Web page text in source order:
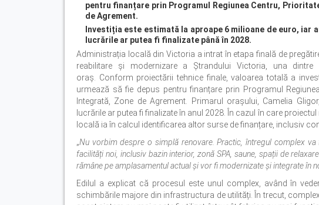
pentru finanțare prin Programul Regiunea Centru,
de Agrement.
Investiția este estimată la aproape 6 milioane de euro,
lucrările ar putea fi finalizate până în 2028.
Administrația locală din Victoria a intrat în etapa finală de
reabilitare și modernizare a Ștrandului Victoria, una
oraș. Conform proiectării tehnice finale, valoarea totală a
urmează să fie depus pentru finanțare prin Programul
Integrată, Zone de Agrement. Primarul orașului, Camelia
lucrările ar putea fi finalizate în anul 2028. În cazul în care
locală ia în calcul identificarea altor surse de finanțare, inclusiv
„Nu vorbim despre o simplă renovare. Practic, întregul complex
facilități noi, inclusiv bazin interior, zonă SPA, saune, spații de
rămâne pe amplasamentul actual și vor fi modernizate și integrate în
Edilul a explicat că procesul este unul complex, având în
schimbările majore din infrastructura de utilități. În trecut,